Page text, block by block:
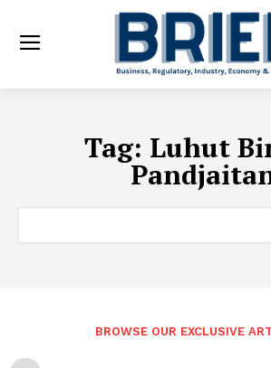
Tag: Luhut
BROWSE OUR EXCLUSIVE